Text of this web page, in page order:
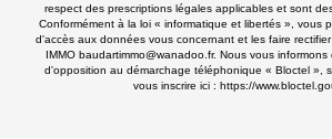
respect des prescriptions légales applicables et sont
Conformément à la loi « informatique et libertés », vous
d'accès aux données vous concernant et les faire
IMMO baudartimmo@wanadoo.fr. Nous vous
d'opposition au démarchage téléphonique « Bloctel »,
vous inscrire ici : https://